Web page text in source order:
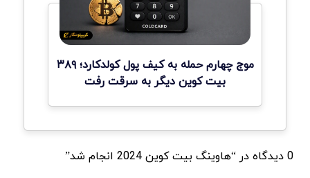
موج چهارم حمله به کیف پول کولدکارد؛ ۳۸۹
بیت کوین دیگر به سرقت رفت
0 دیدگاه در “هاوینگ بیت کوین 2024 انجام شد”